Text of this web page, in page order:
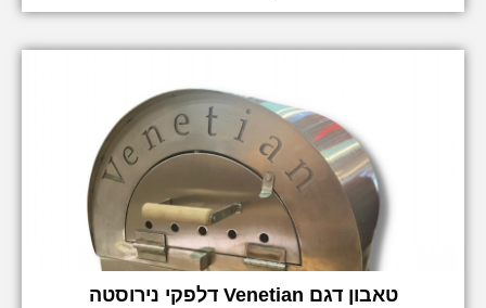
טאבון דגם Venetian דלפקי נירוסטה